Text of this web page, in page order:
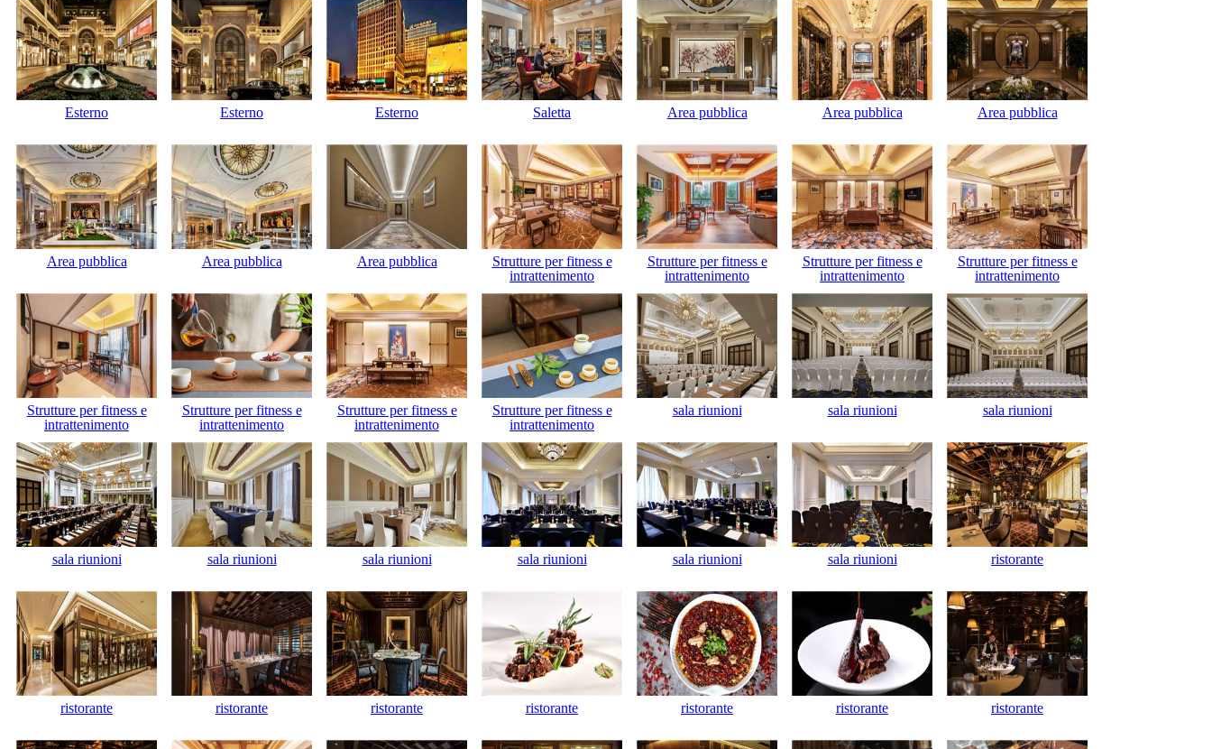
Esterno Esterno Esterno Saletta Area pubblica Area pubblica Area pubblica
Area pubblica Area pubblica Area pubblica
Strutture per fitness e
intrattenimento
Strutture per fitness e
intrattenimento
Strutture per fitness e
intrattenimento
Strutture per fitness e
intrattenimento
Strutture per fitness e
intrattenimento
Strutture per fitness e
intrattenimento
Strutture per fitness e
intrattenimento
Strutture per fitness e
intrattenimento
sala riunioni sala riunioni sala riunioni
sala riunioni sala riunioni sala riunioni sala riunioni sala riunioni sala riunioni ristorante
ristorante ristorante ristorante ristorante ristorante ristorante ristorante